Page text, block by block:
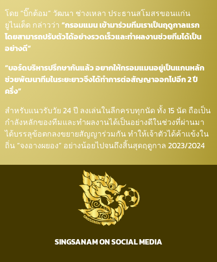
โดย “บิ๊กต้อม” วัฒนา ช่างเหลา ประธานสโมสรขอนแก่น
ยูไนเต็ด กล่าวว่า “กรอมแมน เข้ามาร่วมทีมเราเป็นฤดูกาลแรก
โดยสามารถปรับตัวได้อย่างรวดเร็วและทำผลงานช่วยทีมได้เป็น
อย่างดี”
“บอร์ดบริหารปรึกษากันแล้ว อยากให้กรอมแมนอยู่เป็นแกนหลัก
ช่วยพัฒนาทีมในระยะยาวจึงได้ทำการต่อสัญญาออกไปอีก 2 ปี
ครึ่ง”
สำหรับแนวรับวัย 24 ปี ลงเล่นในลีกครบทุกนัด ทั้ง 15 นัด ถือเป็น
กำลังหลักของทีมและทำผลงานได้เป็นอย่างดีในช่วงที่ผ่านมา
ได้บรรลุข้อตกลงขยายสัญญาร่วมกัน ทำให้เจ้าตัวได้ค้าแข้งใน
ถิ่น “จงอางผยอง” อย่างน้อยไปจนถึงสิ้นสุดฤดูกาล 2023/2024
SINGSANAM ON SOCIAL MEDIA